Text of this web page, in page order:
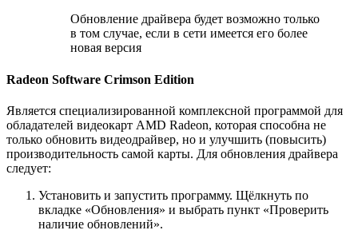
Обновление драйвера будет возможно только
в том случае, если в сети имеется его более
новая версия
Radeon Software Crimson Edition
Является специализированной комплексной программой для
обладателей видеокарт AMD Radeon, которая способна не
только обновить видеодрайвер, но и улучшить (повысить)
производительность самой карты. Для обновления драйвера
следует:
Установить и запустить программу. Щёлкнуть по
вкладке «Обновления» и выбрать пункт «Проверить
наличие обновлений».